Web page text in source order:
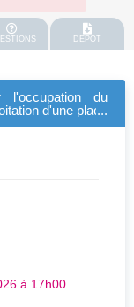
DEPOT
l'occupation du
d'une place
à 17h00